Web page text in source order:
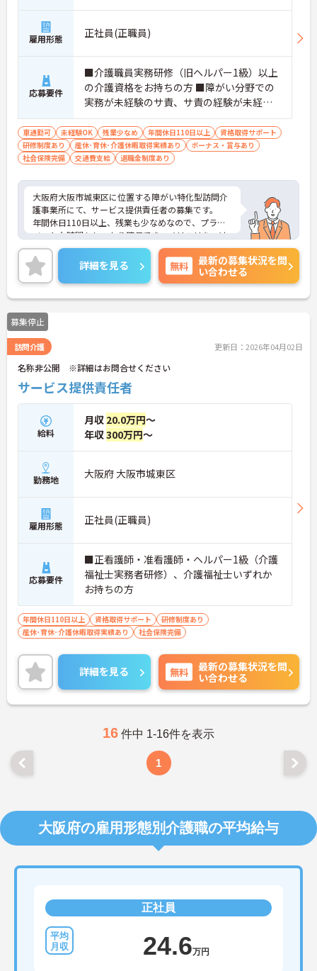
雇用形態 正社員(正職員)
応募要件
■介護職員実務研修（旧ヘルパー1級）以上
の介護資格をお持ちの方 ■障がい分野での
実務が未経験のサ責、サ責の経験が未経験
でも、訪問介護の経験があればOK
車通勤可 未経験OK 残業少なめ 年間休日110日以上
資格取得サポート
研修制度あり
産休･育休･介護休暇取得実績あり
ボーナス・賞与あり
社会保険完備
交通費支給 退職金制度あり
大阪府大阪市城東区に位置する障がい特化型訪問介
護事業所にて、サービス提供責任者の募集です。
年間休日110日以上、残業も少なめなので、プライ
ベートな時間もしっかり確保でき、メリハリをつけ
たご就業が可能です◎
育休制度などもあり、ライフステージが変わっても
長く働ける環境が整っています◎
ご興味のある方には、面接対策ポイントなど、さら
に詳細をお話いたしますので、お気軽にご相談くだ
さい。
詳細を見る 無料
最新の募集状況を問
い合わせる
募集停止
訪問介護 更新日：2026年04月02日
名称非公開 ※詳細はお問合せください
サービス提供責任者
給料
月収 20.0万円～
年収300万円～
勤務地 大阪府 大阪市城東区
雇用形態 正社員(正職員)
応募要件
■正看護師・准看護師・ヘルパー1級（介護
福祉士実務者研修）、介護福祉士いずれか
お持ちの方
年間休日110日以上 資格取得サポート
研修制度あり
産休･育休･介護休暇取得実績あり
社会保険完備
詳細を見る 無料
最新の募集状況を問
い合わせる
16 件中 1-16件を表示
1
大阪府の雇用形態別介護職の平均給与
正社員
24.6万円